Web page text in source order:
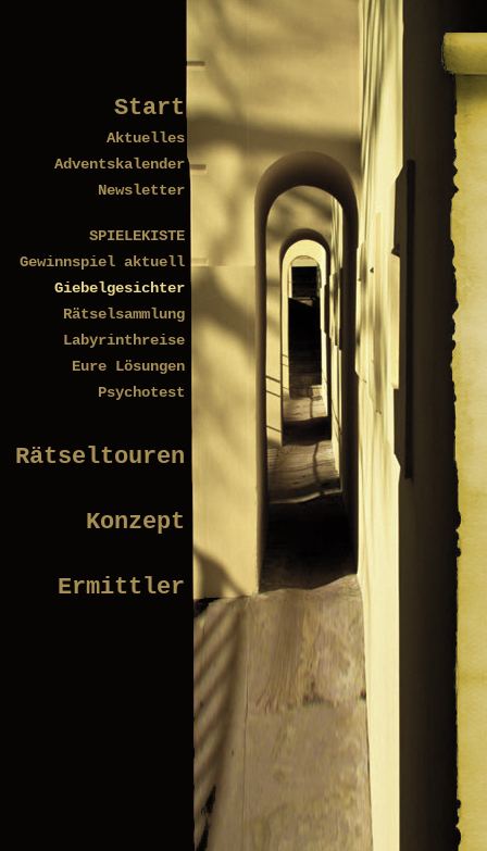
Start
Aktuelles
Adventskalender
Newsletter
SPIELEKISTE
Gewinnspiel aktuell
Giebelgesichter
Rätselsammlung
Labyrinthreise
Eure Lösungen
Psychotest
Rätseltouren
Konzept
Ermittler